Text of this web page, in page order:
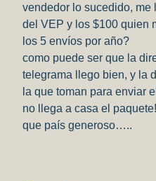
vendedor lo sucedido,
del VEP y los $100 quien
los 5 envíos por año?
como puede ser que la
telegrama llego bien, y la
la que toman para enviar
no llega a casa el
que país generoso…..